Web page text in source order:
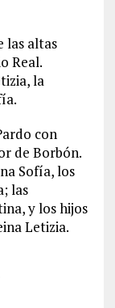
las altas
Real.
la
con
de Borbón.
Sofía, los
las
y los hijos
Letizia.